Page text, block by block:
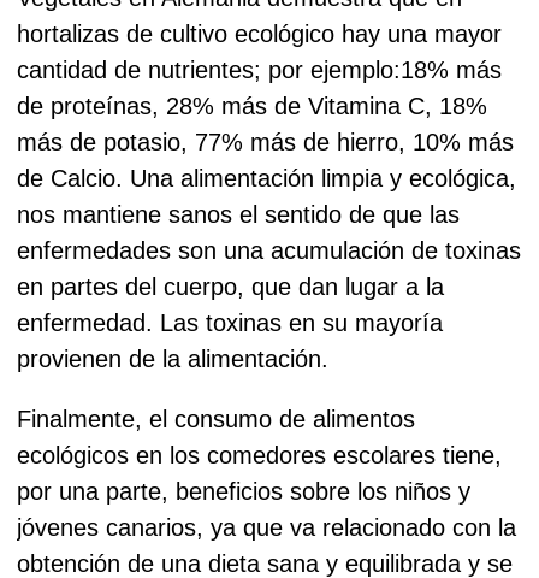
hortalizas de cultivo ecológico hay una mayor
cantidad de nutrientes; por ejemplo:18% más
de proteínas, 28% más de Vitamina C, 18%
más de potasio, 77% más de hierro, 10% más
de Calcio. Una alimentación limpia y ecológica,
nos mantiene sanos el sentido de que las
enfermedades son una acumulación de toxinas
en partes del cuerpo, que dan lugar a la
enfermedad. Las toxinas en su mayoría
provienen de la alimentación.
Finalmente, el consumo de alimentos
ecológicos en los comedores escolares tiene,
por una parte, beneficios sobre los niños y
jóvenes canarios, ya que va relacionado con la
obtención de una dieta sana y equilibrada y se